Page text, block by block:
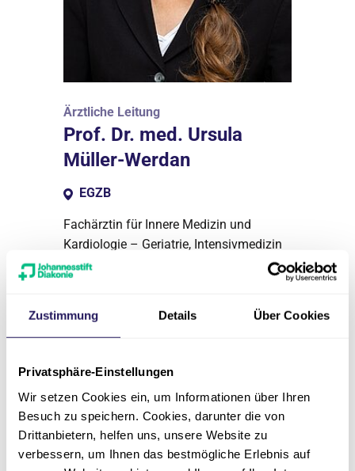
Zustimmung Details Über Cookies
Privatsphäre-Einstellungen
Wir setzen Cookies ein, um Informationen über Ihren
Besuch zu speichern. Cookies, darunter die von
Drittanbietern, helfen uns, unsere Website zu
verbessern, um Ihnen das bestmögliche Erlebnis auf
Ärztliche Leitung
Prof. Dr. med. Ursula
Müller-Werdan
EGZB
Fachärztin für Innere Medizin und
Kardiologie – Geriatrie, Intensivmedizin
Fachärztliche Behandlungsleitung
Klinikdirektorin der Klinik für Geriatrie
Universitätsmedizin Berlin
Leiterin Forschungsgruppe Geriatrie
030 4594-1901
ursula.mueller-werdan(at)jsd.de
030 4594-1938